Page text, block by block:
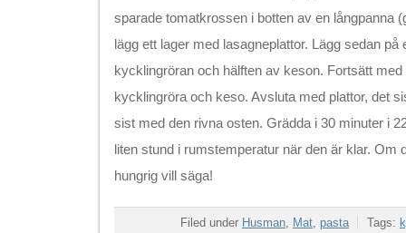
sparade tomatkrossen i botten av en långpanna
lägg ett lager med lasagneplattor. Lägg sedan på
kycklingröran och hälften av keson. Fortsätt med
kycklingröra och keso. Avsluta med plattor, det
sist med den rivna osten. Grädda i 30 minuter i
liten stund i rumstemperatur när den är klar. Om
hungrig vill säga!
Filed under Husman, Mat, pasta Tags: